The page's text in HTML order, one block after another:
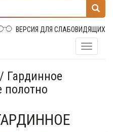
ВЕРСИЯ ДЛЯ СЛАБОВИДЯЩИХ
Гардинное
полотно